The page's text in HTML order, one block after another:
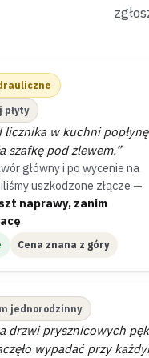
płyty
licznika w kuchni
szafkę pod zlewem.”
główny i po wycenie na
uszkodzone złącze —
naprawy, zanim
.
Cena znana z góry
jednorodzinny
drzwi prysznicowych
wypadać przy